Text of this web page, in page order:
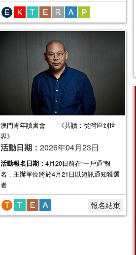
澳門青年讀書會——《共讀：從灣區到世
界》
活動日期： 2026年04月23日
活動報名日期： 4月20日前在“一戶通”報
名，主辦單位將於4月21日以短訊通知獲選
者
報名結束